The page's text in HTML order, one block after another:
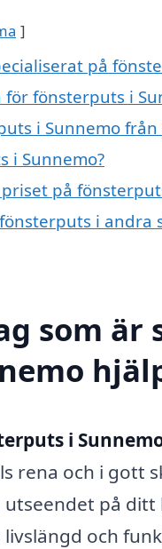
på
fönsterputs i
i Sunnemo
i Sunnemo?
på
i andra
som är
i
rena och i gott
på
och